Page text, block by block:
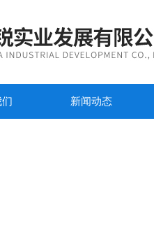
新闻动态